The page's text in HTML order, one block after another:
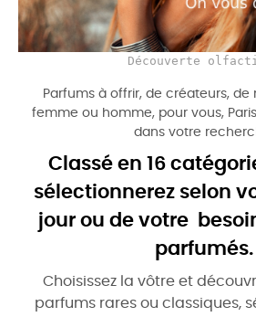
Découverte
Parfums à offrir, de créateurs, de
femme ou homme, pour vous,
dans votre
Classé en 16
sélectionnerez selon
jour ou de votre
parfumés.
Choisissez la vôtre et
parfums rares ou classiques,